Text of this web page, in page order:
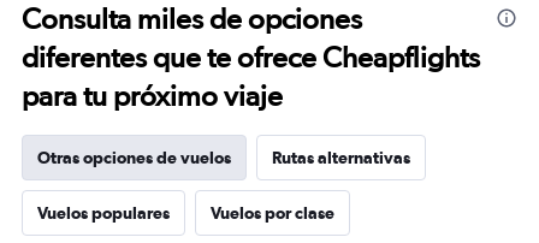
Consulta miles de opciones
diferentes que te ofrece Cheapflights
para tu próximo viaje
Otras opciones de vuelos Rutas alternativas
Vuelos populares Vuelos por clase